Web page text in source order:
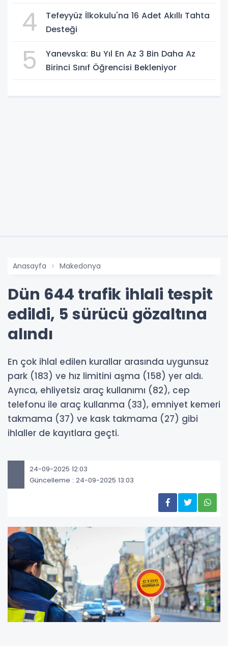
4
Tefeyyüz İlkokulu'na 16 Adet Akıllı Tahta
Desteği
5
Yanevska: Bu Yıl En Az 3 Bin Daha Az
Birinci Sınıf Öğrencisi Bekleniyor
Anasayfa Makedonya
Dün 644 trafik ihlali tespit
edildi, 5 sürücü gözaltına
alındı
En çok ihlal edilen kurallar arasında uygunsuz
park (183) ve hız limitini aşma (158) yer aldı.
Ayrıca, ehliyetsiz araç kullanımı (82), cep
telefonu ile araç kullanma (33), emniyet kemeri
takmama (37) ve kask takmama (27) gibi
ihlaller de kayıtlara geçti.
24-09-2025 12:03
Güncelleme : 24-09-2025 13:03